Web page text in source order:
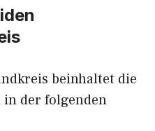
beinhaltet die
in der folgenden